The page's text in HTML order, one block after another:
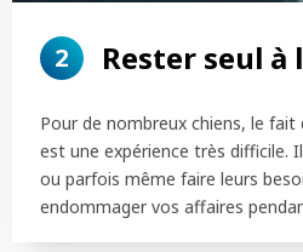
2 Rester seul à
Pour de nombreux chiens, le fait
est une expérience très difficile.
ou parfois même faire leurs
endommager vos affaires